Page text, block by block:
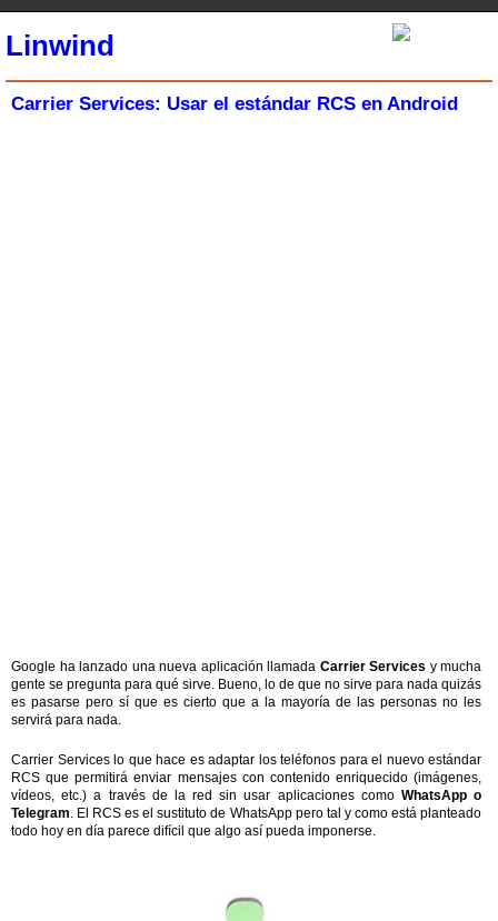
Linwind
Carrier Services: Usar el estándar RCS en Android
Google ha lanzado una nueva aplicación llamada Carrier Services y mucha
gente se pregunta para qué sirve. Bueno, lo de que no sirve para nada quizás
es pasarse pero sí que es cierto que a la mayoría de las personas no les
servirá para nada.
Carrier Services lo que hace es adaptar los teléfonos para el nuevo estándar
RCS que permitirá enviar mensajes con contenido enriquecido (imágenes,
vídeos, etc.) a través de la red sin usar aplicaciones como WhatsApp o
Telegram. El RCS es el sustituto de WhatsApp pero tal y como está planteado
todo hoy en día parece difícil que algo así pueda imponerse.